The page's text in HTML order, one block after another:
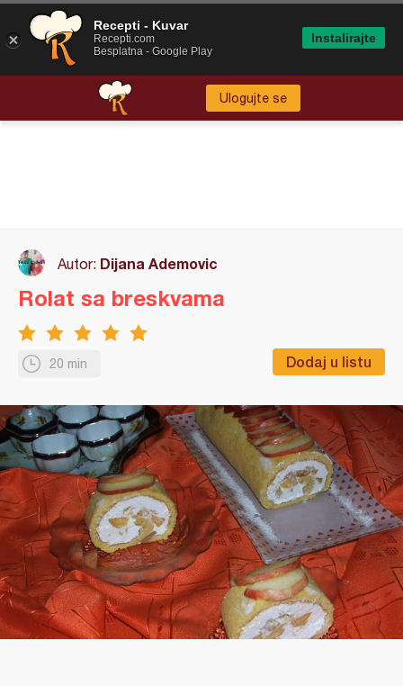
Ulogujte se
Autor: Dijana Ademovic
20 min Dodaj u listu
Rolat sa breskvama
Recepti - Kuvar
Recepti.com
Besplatna - Google Play
Instalirajte